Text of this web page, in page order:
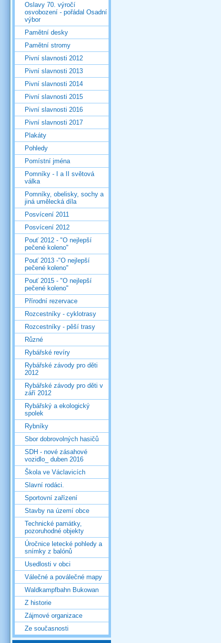
Oslavy 70. výročí
osvobození - pořádal Osadní
výbor
Pamětní desky
Pamětní stromy
Pivní slavnosti 2012
Pivní slavnosti 2013
Pivní slavnosti 2014
Pivní slavnosti 2015
Pivní slavnosti 2016
Pivní slavnosti 2017
Plakáty
Pohledy
Pomístní jména
Pomníky - I a II světová
válka
Pomníky, obelisky, sochy a
jiná umělecká díla
Posvícení 2011
Posvícení 2012
Pouť 2012 - "O nejlepší
pečené koleno"
Pouť 2013 -"O nejlepší
pečené koleno"
Pouť 2015 - "O nejlepší
pečené koleno"
Přírodní rezervace
Rozcestníky - cyklotrasy
Rozcestníky - pěší trasy
Různé
Rybářské revíry
Rybářské závody pro děti
2012
Rybářské závody pro děti v
září 2012
Rybářský a ekologický
spolek
Rybníky
Sbor dobrovolných hasičů
SDH - nové zásahové
vozidlo_ duben 2016
Škola ve Václavicích
Slavní rodáci.
Sportovní zařízení
Stavby na území obce
Technické památky,
pozoruhodné objekty
Úročnice letecké pohledy a
snímky z balónů
Usedlosti v obci
Válečné a poválečné mapy
Waldkampfbahn Bukowan
Z historie
Zájmové organizace
Ze současnosti